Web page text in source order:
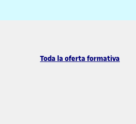
Toda la oferta formativa